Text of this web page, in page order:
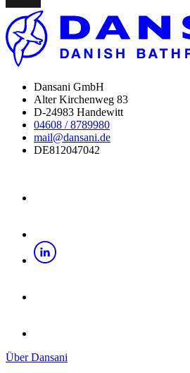
Dansani GmbH
Alter Kirchenweg 83
D-24983 Handewitt
04608 / 8789980
mail@dansani.de
DE812047042
Über Dansani